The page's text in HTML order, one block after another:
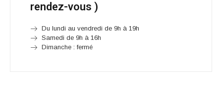
rendez-vous )
Du lundi au vendredi de 9h à 19h
Samedi de 9h à 16h
Dimanche : fermé